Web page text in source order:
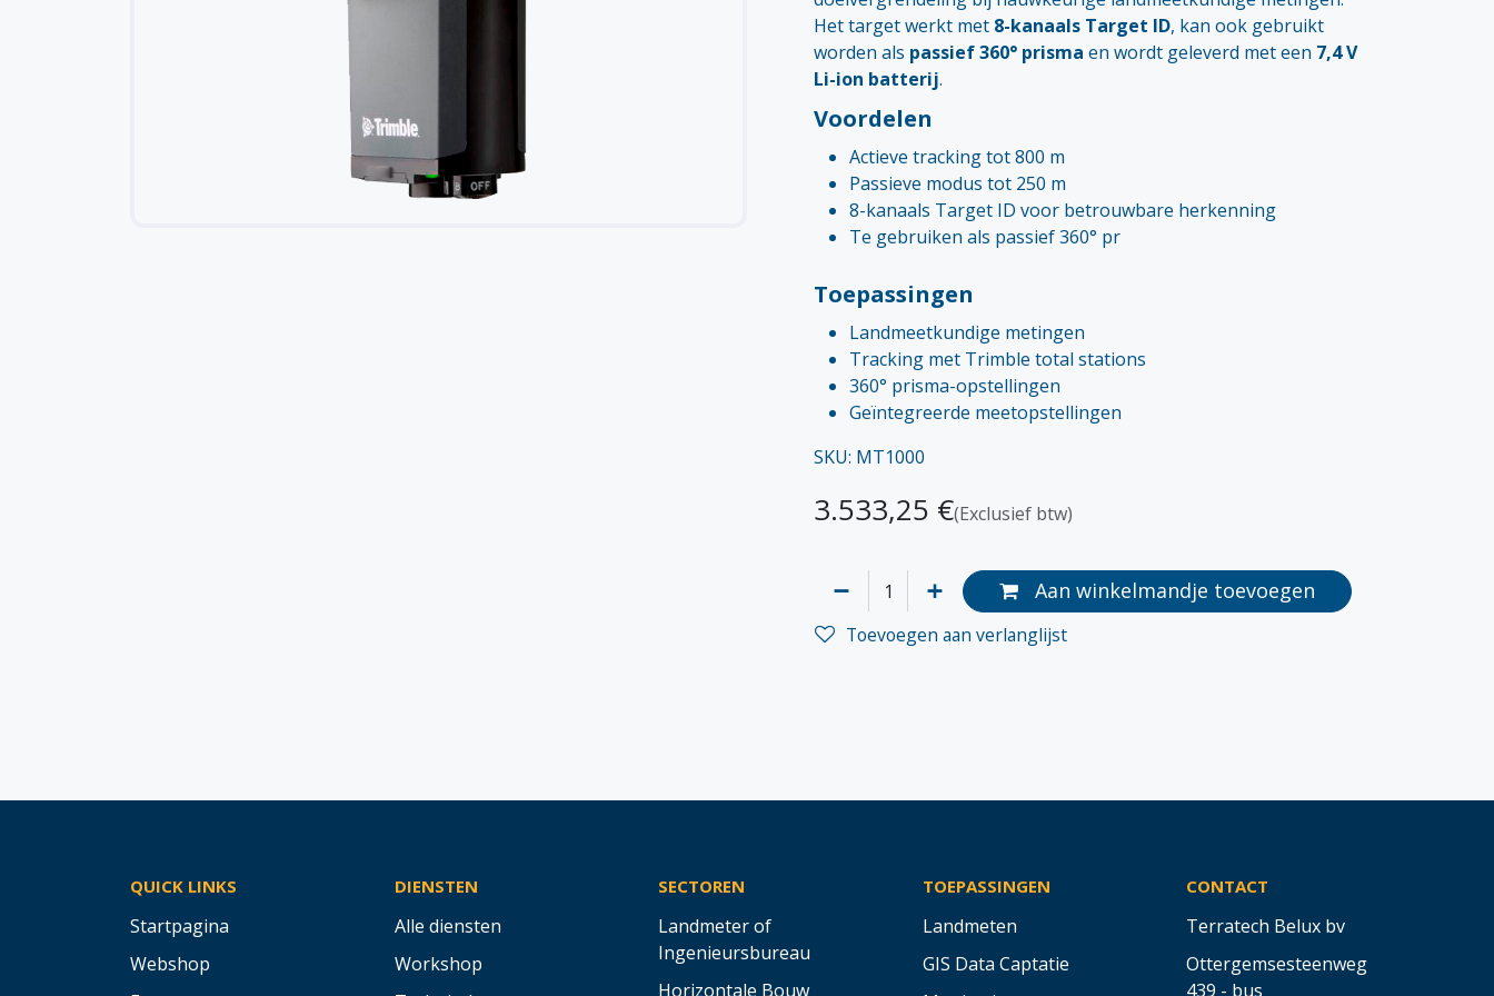
Het target werkt met 8-kanaals Target ID, kan ook gebruikt
worden als passief 360° prisma en wordt geleverd met een 7,4 V
Li-ion batterij.
Voordelen
Actieve tracking tot 800 m
Passieve modus tot 250 m
8-kanaals Target ID voor betrouwbare herkenning
Te gebruiken als passief 360° pr
Toepassingen
Landmeetkundige metingen
Tracking met Trimble total stations
360° prisma-opstellingen
Geïntegreerde meetopstellingen
SKU: MT1000
3.533,25 €(Exclusief btw)
Aan winkelmandje toevoegen
Toevoegen aan verlanglijst
QUICK LINKS
Startpagina
Webshop
DIENSTEN
Alle diensten
Workshop
SECTOREN
Landmeter of
Ingenieursbureau
Horizontale Bouw
TOEPASSINGEN
Landmeten
GIS Data Captatie
CONTACT
Terratech Belux bv
Ottergemsesteenweg
439 - bus